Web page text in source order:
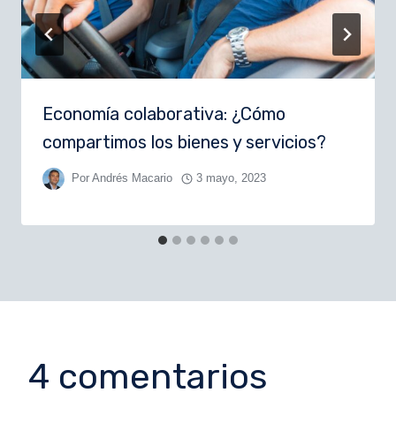
Economía colaborativa: ¿Cómo
compartimos los bienes y servicios?
Por Andrés Macario 3 mayo, 2023
4 comentarios